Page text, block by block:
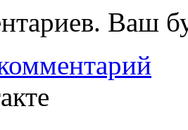
Ваш